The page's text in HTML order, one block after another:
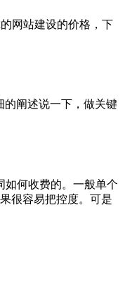
网站建设的价格，下
的阐述说一下，做关键
如何收费的。一般单个
很容易把控度。可是